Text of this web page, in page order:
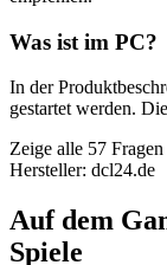
Was ist im PC?
In der
gestartet werden.
Zeige alle 57
Hersteller: dcl24.de
Auf dem
Spiele